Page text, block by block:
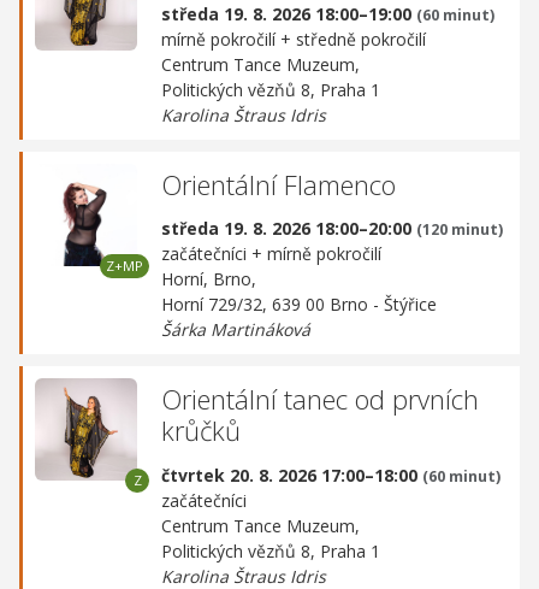
středa 19. 8. 2026 18:00–19:00 (60 minut)
mírně pokročilí + středně pokročilí
Centrum Tance Muzeum,
Politických vězňů 8, Praha 1
Karolina Štraus Idris
Orientální Flamenco
středa 19. 8. 2026 18:00–20:00 (120 minut)
začátečníci + mírně pokročilí
Horní, Brno,
Horní 729/32, 639 00 Brno - Štýřice
Šárka Martináková
Orientální tanec od prvních
krůčků
čtvrtek 20. 8. 2026 17:00–18:00 (60 minut)
začátečníci
Centrum Tance Muzeum,
Politických vězňů 8, Praha 1
Karolina Štraus Idris